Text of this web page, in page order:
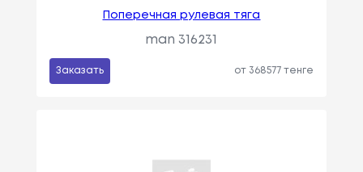
Поперечная рулевая тяга
man 316231
Заказать от 368577 тенге